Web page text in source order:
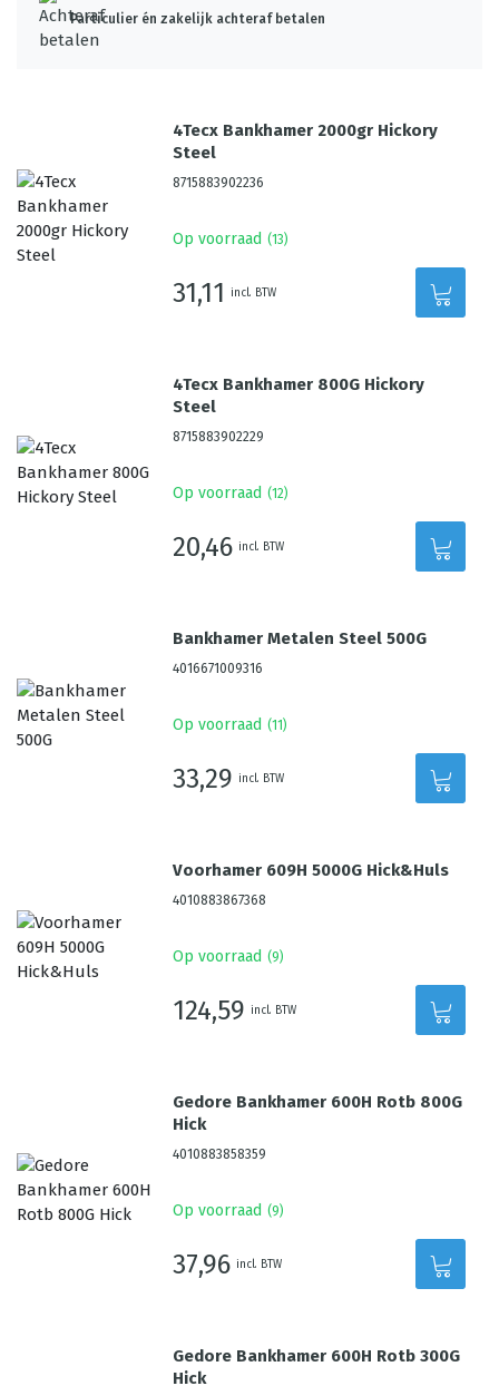
Particulier én zakelijk achteraf betalen
4Tecx Bankhamer 2000gr Hickory
Steel
8715883902236
Op voorraad (13)
31,11 incl. BTW
4Tecx Bankhamer 800G Hickory
Steel
8715883902229
Op voorraad (12)
20,46 incl. BTW
Bankhamer Metalen Steel 500G
4016671009316
Op voorraad (11 )
33,29 incl. BTW
Voorhamer 609H 5000G Hick&Huls
4010883867368
Op voorraad (9)
124,59 incl. BTW
Gedore Bankhamer 600H Rotb 800G
Hick
4010883858359
Op voorraad (9)
37,96 incl. BTW
Gedore Bankhamer 600H Rotb 300G
Hick